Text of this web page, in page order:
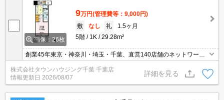
画像：26枚
9万円(管理費等：9,000円)
敷
なし 礼
1.5ヶ月
5階
1K 29.28m²
創業45年東京・神奈川・埼玉・千葉、直営140店舗のネットワーク
でお部屋探しをサポートするタウンハウジング。お部屋探しは【タ
ウンハウジング】にお任せ下さい！
株式会社タウンハウジング千葉 千葉店
情報更新日 2026/08/07
詳細を見る